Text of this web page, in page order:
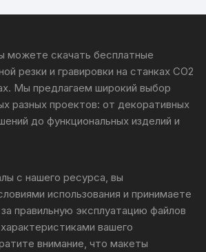
можете скачать бесплатные
резки и гравировки на станках CO2
Мы предлагаем широкий выбор
разных проектов: от декоративных
до функциональных изделий и
с нашего ресурса, вы
использования и принимаете
правильную эксплуатацию файлов
вашего
внимание, что макеты